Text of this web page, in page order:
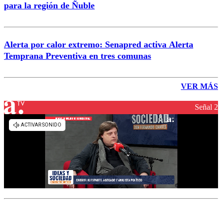
para la región de Ñuble
Alerta por calor extremo: Senapred activa Alerta
Temprana Preventiva en tres comunas
VER MÁS
Señal 2